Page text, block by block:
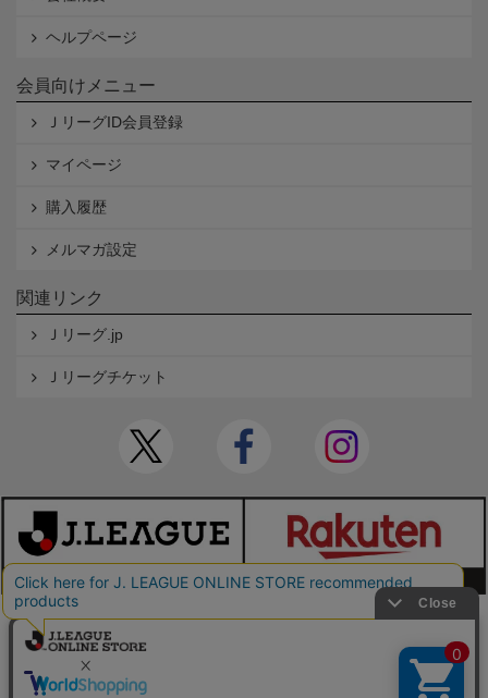
ヘルプページ
会員向けメニュー
ＪリーグID会員登録
マイページ
購入履歴
メルマガ設定
関連リンク
Ｊリーグ.jp
Ｊリーグチケット
本サイトで使用している文章・画像等の無断での複製・転載を禁止します。
© JAPAN PROFESSIONAL FOOTBALL LEAGUE Rakuten Group, Inc. ALL RIGHTS RE